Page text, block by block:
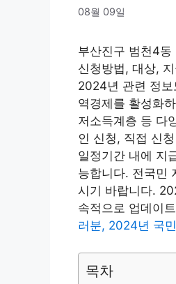
08월 09일
부산진구 범천4동
신청방법, 대상,
2024년 관련 정보
역경제를 활성화
저소득계층 등 다
인 신청, 직접 신
일정기간 내에 지
능합니다. 전국민
시기 바랍니다.
속적으로 업데이
러분, 2024년 국
목차